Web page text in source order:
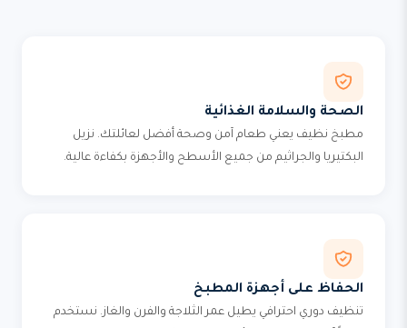
الصحة والسلامة الغذائية
مطبخ نظيف يعني طعام آمن وصحة أفضل لعائلتك. نزيل
البكتيريا والجراثيم من جميع الأسطح والأجهزة بكفاءة عالية.
الحفاظ على أجهزة المطبخ
تنظيف دوري احترافي يطيل عمر الثلاجة والفرن والغاز. نستخدم